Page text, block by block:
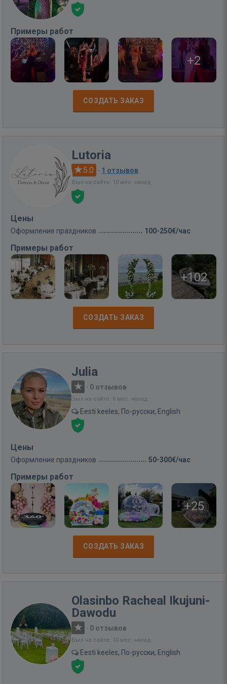
Примеры работ
+2
СОЗДАТЬ ЗАКАЗ
Lutoria
5.0 · 1 отзывов
Был на сайте: 10 мес. назад
Цены
Оформление праздников 100-250€/час
Примеры работ
+102
СОЗДАТЬ ЗАКАЗ
Julia
· 0 отзывов
Был на сайте: 6 мес. назад
Eesti keeles, По-русски, English
Цены
Оформление праздников 50-300€/час
Примеры работ
+25
СОЗДАТЬ ЗАКАЗ
Olasinbo Racheal Ikujuni-
Dawodu
· 0 отзывов
Был на сайте: 10 мес. назад
Eesti keeles, По-русски, English